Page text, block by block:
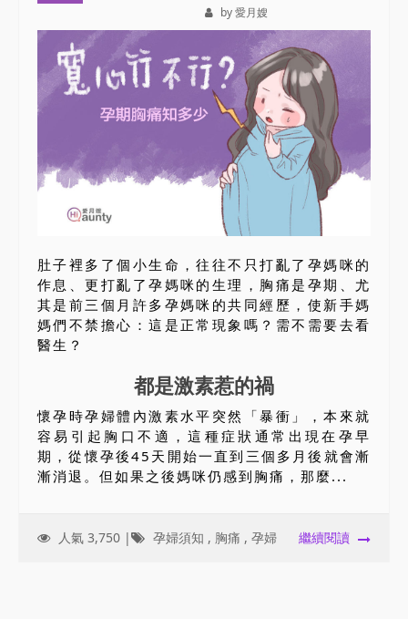
by 愛月嫂
肚子裡多了個小生命，往往不只打亂了孕媽咪的
作息、更打亂了孕媽咪的生理，胸痛是孕期、尤
其是前三個月許多孕媽咪的共同經歷，使新手媽
媽們不禁擔心：這是正常現象嗎？需不需要去看
醫生？
都是激素惹的禍
懷孕時孕婦體內激素水平突然「暴衝」，本來就
容易引起胸口不適，這種症狀通常出現在孕早
期，從懷孕後45天開始一直到三個多月後就會漸
漸消退。但如果之後媽咪仍感到胸痛，那麼...
人氣 3,750 | 孕婦須知 , 胸痛 , 孕婦 繼續閱讀